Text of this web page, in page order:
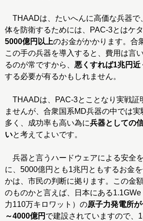
THAADは、たいへんに高価な兵器で
体を防衛するためには、PAC-3とはケ
5000億円以上のお金がかかります。合
この手の兵器を導入すると、費用は言
るのが常ですから、 悪くすれば1兆円近
する必要が有るかもしれません。
THAADは、PAC-3とことなり実戦証
ませんが、合衆国系MD兵器の中では実
多く、成功率も高い為に兵器としての
いと考えてよいです。
兵器と言うハードウェアによる安全
に、5000億円とも1兆円ともするお金
かは、市民の判断に拠ります。この金
のものかと言えば、日本にある1.1GWe
力110万キロワット）の原子力発電所
～4000億円 で建設されていますので、